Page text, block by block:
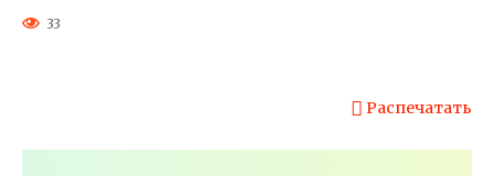
33
Распечатать